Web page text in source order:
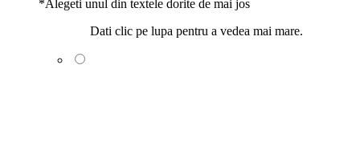
*Alegeti unul din textele dorite de mai jos
Dati clic pe lupa pentru a vedea mai mare.